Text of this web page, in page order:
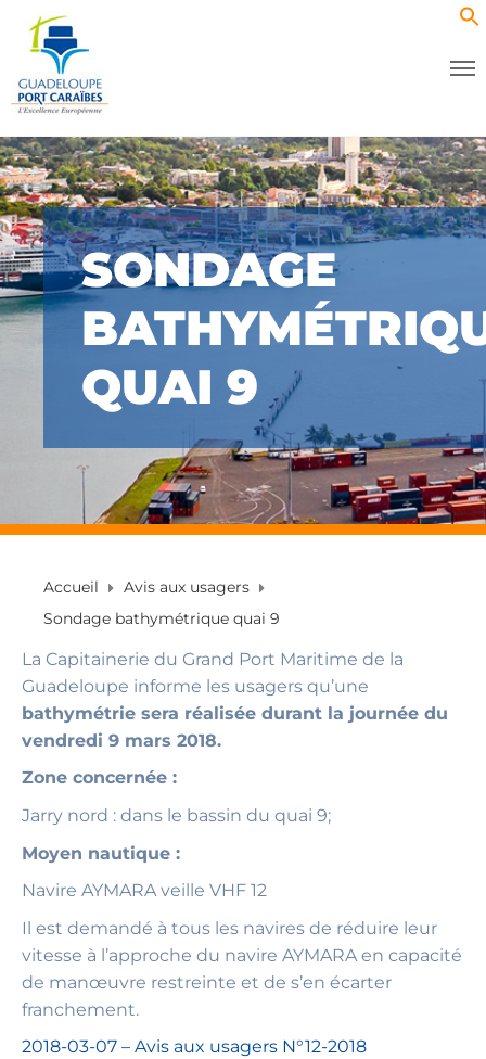
SONDAGE
QUAI 9
Accueil
Avis aux usagers
Sondage bathymétrique quai 9
La Capitainerie du Grand Port Maritime de la
Guadeloupe informe les usagers qu’une
bathymétrie sera réalisée durant la journée du
vendredi 9 mars 2018.
Zone concernée :
Jarry nord : dans le bassin du quai 9;
Moyen nautique :
Navire AYMARA veille VHF 12
Il est demandé à tous les navires de réduire leur
vitesse à l’approche du navire AYMARA en capacité
de manœuvre restreinte et de s’en écarter
franchement.
2018-03-07 – Avis aux usagers N°12-2018